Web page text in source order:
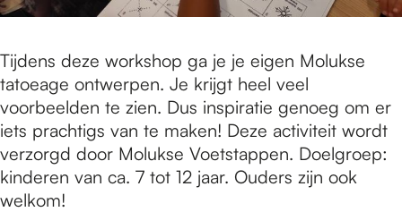
Tijdens deze workshop ga je je eigen Molukse
tatoeage ontwerpen. Je krijgt heel veel
voorbeelden te zien. Dus inspiratie genoeg om er
iets prachtigs van te maken! Deze activiteit wordt
verzorgd door Molukse Voetstappen. Doelgroep:
kinderen van ca. 7 tot 12 jaar. Ouders zijn ook
welkom!